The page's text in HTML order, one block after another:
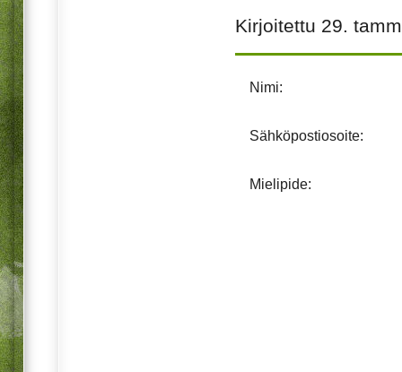
Kirjoitettu 29.
Nimi:
Sähköpostiosoite:
Mielipide: